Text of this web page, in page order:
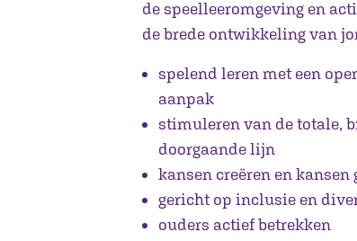
de speelleeromgeving en
de brede ontwikkeling van
spelend leren met een
aanpak
stimuleren van de totale,
doorgaande lijn
kansen creëren en kansen
gericht op inclusie en
ouders actief betrekken